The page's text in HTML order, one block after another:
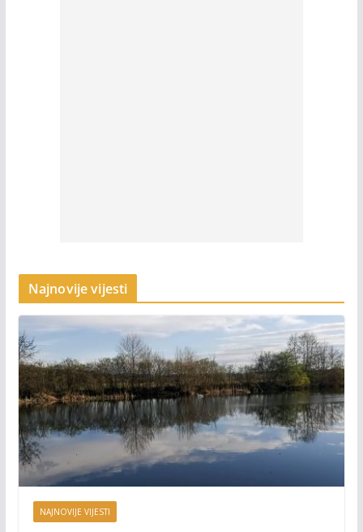
Najnovije vijesti
NAJNOVIJE VIJESTI